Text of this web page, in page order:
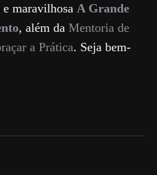
maravilhosa A Grande
, além da Mentoria de
a Prática. Seja bem-